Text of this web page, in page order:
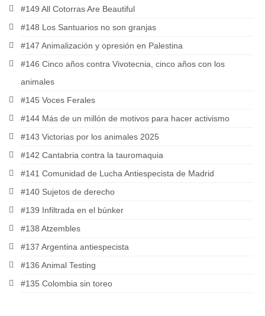
#149 All Cotorras Are Beautiful
#148 Los Santuarios no son granjas
#147 Animalización y opresión en Palestina
#146 Cinco años contra Vivotecnia, cinco años con los
animales
#145 Voces Ferales
#144 Más de un millón de motivos para hacer activismo
#143 Victorias por los animales 2025
#142 Cantabria contra la tauromaquia
#141 Comunidad de Lucha Antiespecista de Madrid
#140 Sujetos de derecho
#139 Infiltrada en el búnker
#138 Atzembles
#137 Argentina antiespecista
#136 Animal Testing
#135 Colombia sin toreo